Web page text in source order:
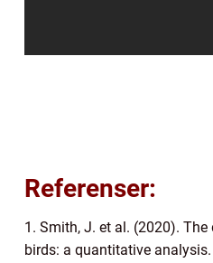
Referenser:
1. Smith, J. et al. (2020).
birds: a quantitative